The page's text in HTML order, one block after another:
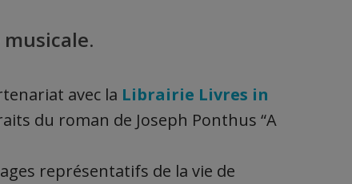
avec la Librairie Livres in
du roman de Joseph Ponthus “A
représentatifs de la vie de